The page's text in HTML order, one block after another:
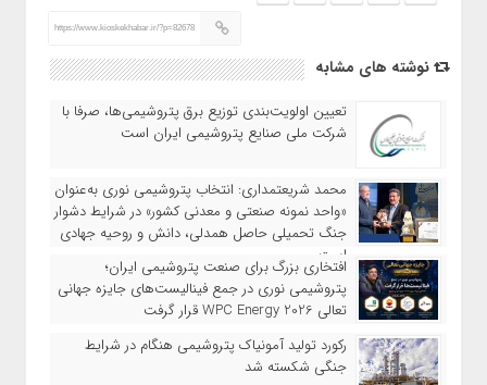
https://www.kioskekhabar.ir/?p=82678
نوشته های مشابه
تعیین اولویت‌بندی توزیع برق پتروشیمی‌ها، صرفا با
شرکت ملی صنایع پتروشیمی ایران است
محمد شریعتمداری: انتخاب پتروشیمی نوری به‌عنوان
«واحد نمونه صنعتی و معدنی کشور» در شرایط دشوار
جنگ تحمیلی حاصل همدلی، دانش و روحیه جهادی
است
افتخاری بزرگ برای صنعت پتروشیمی ایران؛
پتروشیمی نوری در جمع فینالیست‌های جایزه جهانی
تعالی WPC Energy 2026 قرار گرفت
رکورد تولید آمونیاک پتروشیمی هنگام در شرایط
جنگی شکسته شد